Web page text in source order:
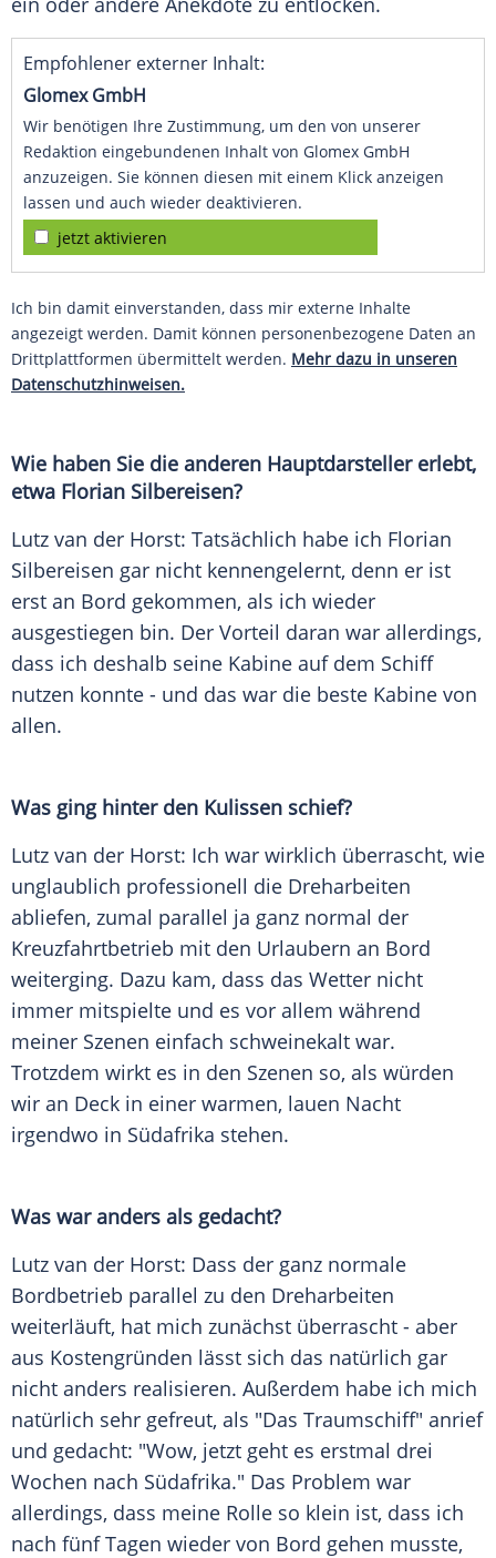
Empfohlener externer Inhalt:
Glomex GmbH
Wir benötigen Ihre Zustimmung, um den von unserer
Redaktion eingebundenen Inhalt von Glomex GmbH
anzuzeigen. Sie können diesen mit einem Klick anzeigen
lassen und auch wieder deaktivieren.
jetzt aktivieren
Ich bin damit einverstanden, dass mir externe Inhalte
angezeigt werden. Damit können personenbezogene Daten an
Drittplattformen übermittelt werden. Mehr dazu in unseren
Datenschutzhinweisen.
Wie haben Sie die anderen Hauptdarsteller erlebt,
etwa Florian Silbereisen?
Lutz van der Horst: Tatsächlich habe ich Florian
Silbereisen gar nicht kennengelernt, denn er ist
erst an Bord gekommen, als ich wieder
ausgestiegen bin. Der Vorteil daran war allerdings,
dass ich deshalb seine Kabine auf dem Schiff
nutzen konnte - und das war die beste Kabine von
allen.
Was ging hinter den Kulissen schief?
Lutz van der Horst: Ich war wirklich überrascht, wie
unglaublich professionell die Dreharbeiten
abliefen, zumal parallel ja ganz normal der
Kreuzfahrtbetrieb mit den Urlaubern an Bord
weiterging. Dazu kam, dass das Wetter nicht
immer mitspielte und es vor allem während
meiner Szenen einfach schweinekalt war.
Trotzdem wirkt es in den Szenen so, als würden
wir an Deck in einer warmen, lauen Nacht
irgendwo in Südafrika stehen.
Was war anders als gedacht?
Lutz van der Horst: Dass der ganz normale
Bordbetrieb parallel zu den Dreharbeiten
weiterläuft, hat mich zunächst überrascht - aber
aus Kostengründen lässt sich das natürlich gar
nicht anders realisieren. Außerdem habe ich mich
natürlich sehr gefreut, als "Das Traumschiff" anrief
und gedacht: "Wow, jetzt geht es erstmal drei
Wochen nach Südafrika." Das Problem war
allerdings, dass meine Rolle so klein ist, dass ich
nach fünf Tagen wieder von Bord gehen musste,